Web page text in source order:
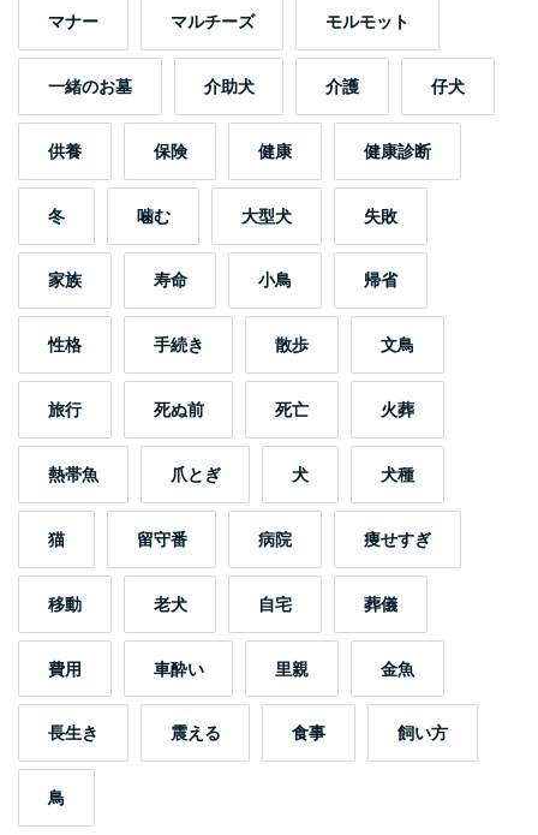
マナー マルチーズ モルモット
一緒のお墓 介助犬 介護 仔犬
供養 保険 健康 健康診断
冬 噛む 大型犬 失敗
家族 寿命 小鳥 帰省
性格 手続き 散歩 文鳥
旅行 死ぬ前 死亡 火葬
熱帯魚 爪とぎ 犬 犬種
猫 留守番 病院 痩せすぎ
移動 老犬 自宅 葬儀
費用 車酔い 里親 金魚
長生き 震える 食事 飼い方
鳥